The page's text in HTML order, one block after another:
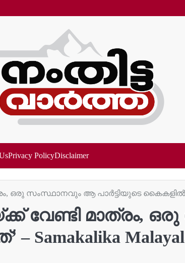
Privacy PolicyDisclaimer
ഒരു സംസ്ഥാനവും ആ പാർട്ടിയുടെ കൈകളിൽ
വേണ്ടി മാത്രം,